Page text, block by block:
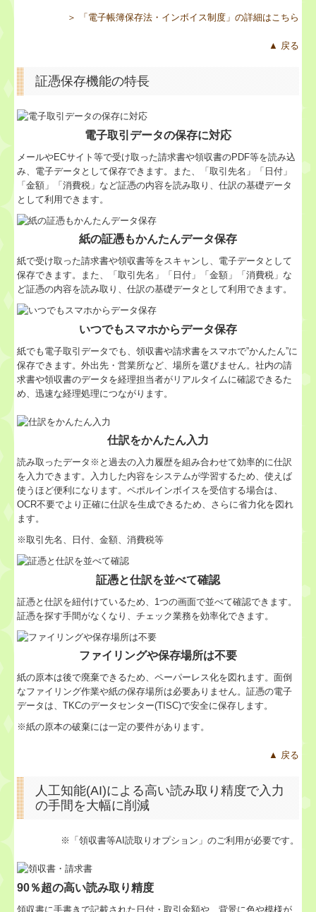
＞ 「電子帳簿保存法・インボイス制度」の詳細はこちら
▲ 戻る
証憑保存機能の特長
電子取引データの保存に対応
メールやECサイト等で受け取った請求書や領収書のPDF等を読み込
み、電子データとして保存できます。また、「取引先名」「日付」
「金額」「消費税」など証憑の内容を読み取り、仕訳の基礎データ
として利用できます。
紙の証憑もかんたんデータ保存
紙で受け取った請求書や領収書等をスキャンし、電子データとして
保存できます。また、「取引先名」「日付」「金額」「消費税」な
ど証憑の内容を読み取り、仕訳の基礎データとして利用できます。
いつでもスマホからデータ保存
紙でも電子取引データでも、領収書や請求書をスマホで”かんたん”に
保存できます。外出先・営業所など、場所を選びません。社内の請
求書や領収書のデータを経理担当者がリアルタイムに確認できるた
め、迅速な経理処理につながります。
仕訳をかんたん入力
読み取ったデータ※と過去の入力履歴を組み合わせて効率的に仕訳
を入力できます。入力した内容をシステムが学習するため、使えば
使うほど便利になります。ペポルインボイスを受信する場合は、
OCR不要でより正確に仕訳を生成できるため、さらに省力化を図れ
ます。
※取引先名、日付、金額、消費税等
証憑と仕訳を並べて確認
証憑と仕訳を紐付けているため、1つの画面で並べて確認できます。
証憑を探す手間がなくなり、チェック業務を効率化できます。
ファイリングや保存場所は不要
紙の原本は後で廃棄できるため、ペーパーレス化を図れます。面倒
なファイリング作業や紙の保存場所は必要ありません。証憑の電子
データは、TKCのデータセンター(TISC)で安全に保存します。
※紙の原本の破棄には一定の要件があります。
▲ 戻る
人工知能(AI)による高い読み取り精度で入力
の手間を大幅に削減
※「領収書等AI読取りオプション」のご利用が必要です。
90％超の高い読み取り精度
領収書に手書きで記載された日付・取引金額や、背景に色や模様が